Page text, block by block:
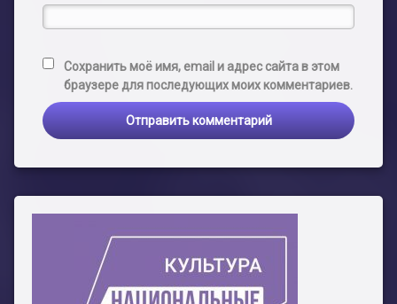
Сохранить моё имя, email и адрес сайта в этом
браузере для последующих моих комментариев.